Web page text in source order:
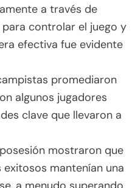
a través de
controlar el juego y
efectiva fue evidente
promediaron
algunos jugadores
clave que llevaron a
mostraron que
mantenían una